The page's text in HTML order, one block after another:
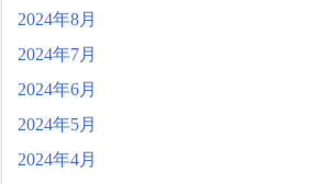
2024年8月
2024年7月
2024年6月
2024年5月
2024年4月